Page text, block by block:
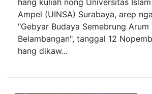
hang kuliah nong Universitas
Ampel (UINSA) Surabaya, arep
"Gebyar Budaya Semebrung Arum
Belambangan", tanggal 12
hang dikaw...